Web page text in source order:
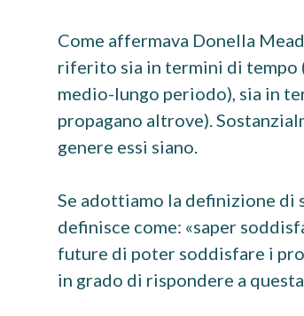
Come affermava Donella
riferito sia in termini di tempo
medio-lungo periodo), sia in
propagano altrove).
genere essi siano.
Se adottiamo la definizione di
definisce come: «saper
future di poter soddisfare i
in grado di rispondere a